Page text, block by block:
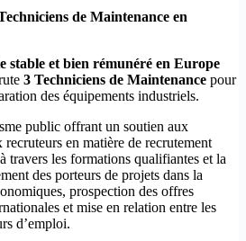
de Maintenance en
stable et bien rémunéré en Europe
3 Techniciens de Maintenance pour
des équipements industriels.
public offrant un soutien aux
en matière de recrutement
travers les formations qualifiantes et la
des porteurs de projets dans la
prospection des offres
et mise en relation entre les
d’emploi.